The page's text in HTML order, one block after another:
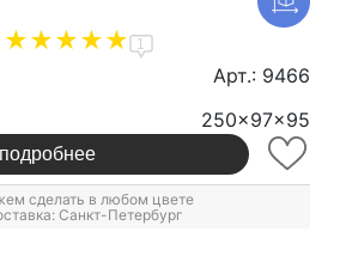
1
Арт.: 9466
250x97x95
подробнее
сделать в любом цвете
Санкт-Петербург